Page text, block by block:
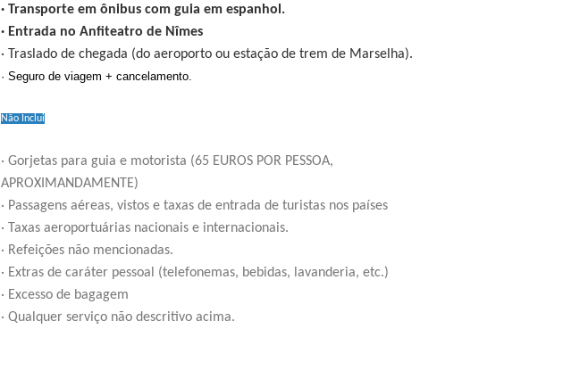
· Transporte em ônibus com guia em espanhol.
· Entrada no Anfiteatro de Nîmes
· Traslado de chegada (do aeroporto ou estação de trem de Marselha).
· Seguro de viagem + cancelamento.
Não Inclui
· Gorjetas para guia e motorista (65 EUROS POR PESSOA,
APROXIMANDAMENTE)
· Passagens aéreas, vistos e taxas de entrada de turistas nos países
· Taxas aeroportuárias nacionais e internacionais.
· Refeições não mencionadas.
· Extras de caráter pessoal (telefonemas, bebidas, lavanderia, etc.)
· Excesso de bagagem
· Qualquer serviço não descritivo acima.